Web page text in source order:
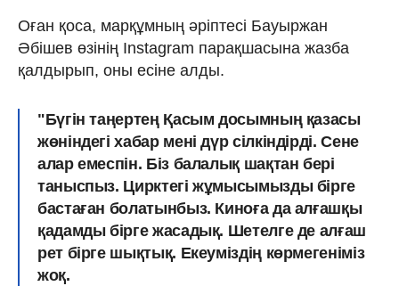
Оған қоса, марқұмның әріптесі Бауыржан
Әбішев өзінің Instagram парақшасына жазба
қалдырып, оны есіне алды.
"Бүгін таңертең Қасым досымның қазасы
жөніндегі хабар мені дүр сілкіндірді. Сене
алар емеспін. Біз балалық шақтан бері
таныспыз. Цирктегі жұмысымызды бірге
бастаған болатынбыз. Киноға да алғашқы
қадамды бірге жасадық. Шетелге де алғаш
рет бірге шықтық. Екеуміздің көрмегеніміз
жоқ.